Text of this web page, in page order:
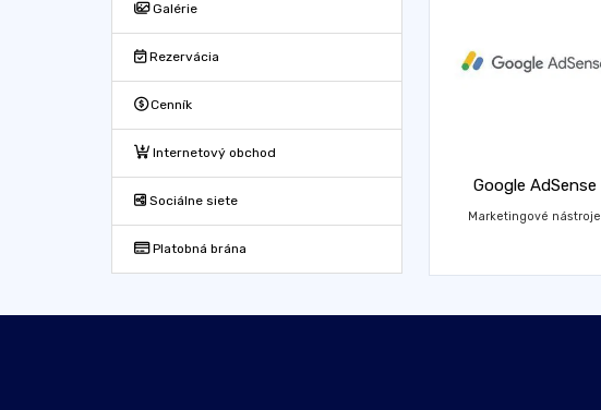
Galérie
Rezervácia
Cenník
Internetový obchod
Sociálne siete
Platobná brána
Google AdSense
Marketingové nástroje